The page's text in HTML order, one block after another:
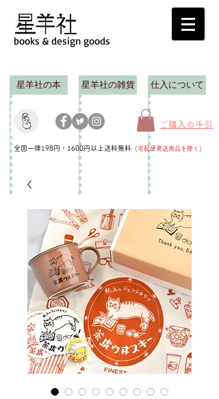
books & design goods
星羊社の本 星羊社の雑貨 仕入について
ご購入の手引
全国一律198円・1600円以上送料無料 （宅配便発送商品を除く ）